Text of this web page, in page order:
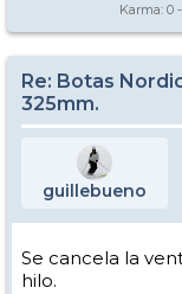
Karma: 0
Re: Botas
325mm.
guillebueno
Se cancela la
hilo.